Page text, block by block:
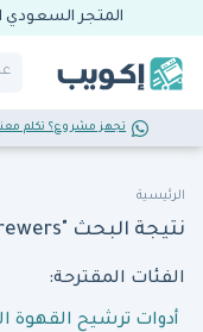
المتجر السعودي
تجهز مشروع؟ تكلم
الرئيسية
نتيجة البحث "aldiwan nd1000a brewers"
الفئات المقترحة:
أدوات ترشيح القهوة